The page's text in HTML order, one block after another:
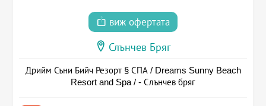
виж офертата
Слънчев Бряг
Дрийм Съни Бийч Резорт § СПА / Dreams Sunny Beach
Resort and Spa / - Слънчев бряг